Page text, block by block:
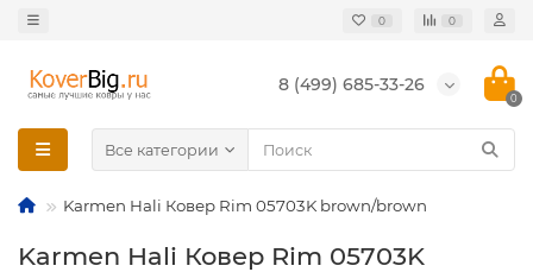
0 0
8 (499) 685-33-26
0
Все категории
Karmen Hali Ковер Rim 05703K brown/brown
Karmen Hali Ковер Rim 05703K